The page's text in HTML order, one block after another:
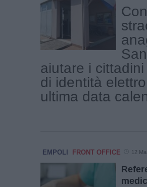
aiutare i
di identità
ultima data
EMPOLI FRONT OFFICE 12